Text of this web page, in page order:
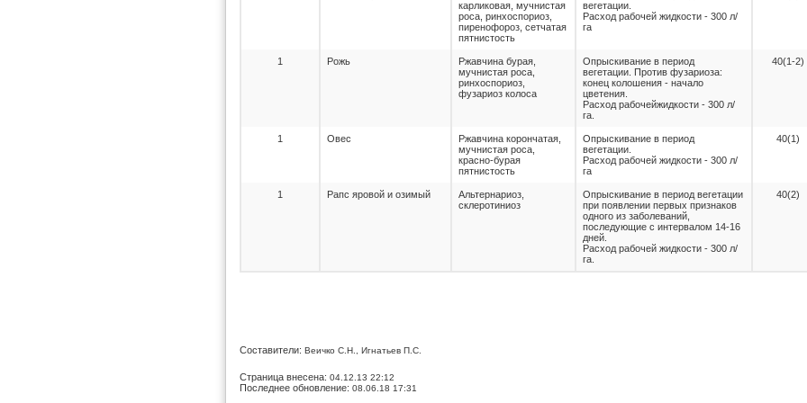
карликовая, мучнистая
роса, ринхоспориоз,
пиренофороз, сетчатая
пятнистость
вегетации.
Расход рабочей жидкости - 300 л/
га
1 Рожь
Ржавчина бурая,
мучнистая роса,
ринхоспориоз,
фузариоз колоса
Опрыскивание в период
вегетации. Против фузариоза:
конец колошения - начало
цветения.
Расход рабочейжидкости - 300 л/
га.
40(1-2)
1 Овес
Ржавчина корончатая,
мучнистая роса,
красно-бурая
пятнистость
Опрыскивание в период
вегетации.
Расход рабочей жидкости - 300 л/
га
40(1)
1 Рапс яровой и озимый
Альтернариоз,
склеротиниоз
Опрыскивание в период вегетации
при появлении первых признаков
одного из заболеваний,
последующие с интервалом 14-16
дней.
Расход рабочей жидкости - 300 л/
га.
40(2)
Составители: Веичко С.Н., Игнатьев П.С.
Страница внесена: 04.12.13 22:12
Последнее обновление: 08.06.18 17:31